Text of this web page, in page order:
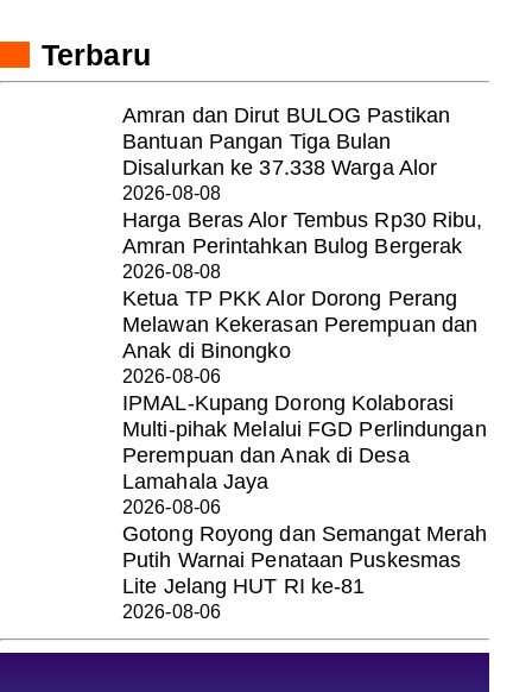
Terbaru
Amran dan Dirut BULOG Pastikan
Bantuan Pangan Tiga Bulan
Disalurkan ke 37.338 Warga Alor
2026-08-08
Harga Beras Alor Tembus Rp30 Ribu,
Amran Perintahkan Bulog Bergerak
2026-08-08
Ketua TP PKK Alor Dorong Perang
Melawan Kekerasan Perempuan dan
Anak di Binongko
2026-08-06
IPMAL-Kupang Dorong Kolaborasi
Multi-pihak Melalui FGD Perlindungan
Perempuan dan Anak di Desa
Lamahala Jaya
2026-08-06
Gotong Royong dan Semangat Merah
Putih Warnai Penataan Puskesmas
Lite Jelang HUT RI ke-81
2026-08-06